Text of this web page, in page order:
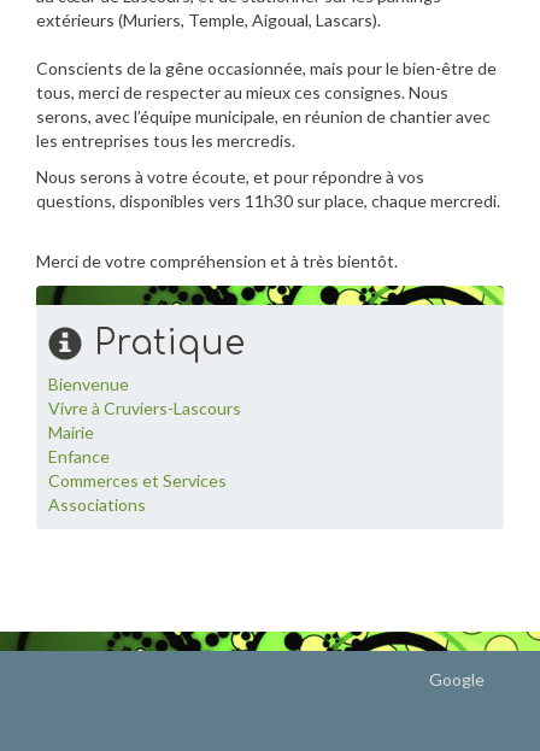
extérieurs (Muriers, Temple, Aigoual, Lascars).
Conscients de la gêne occasionnée, mais pour le bien-être de
tous, merci de respecter au mieux ces consignes. Nous
serons, avec l’équipe municipale, en réunion de chantier avec
les entreprises tous les mercredis.
Nous serons à votre écoute, et pour répondre à vos
questions, disponibles vers 11h30 sur place, chaque mercredi.
Merci de votre compréhension et à très bientôt.
Pratique
Bienvenue
Vivre à Cruviers-Lascours
Mairie
Enfance
Commerces et Services
Associations
Google